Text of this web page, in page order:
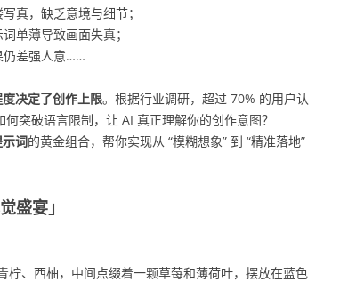
真，缺乏意境与细节；
单薄导致画面失真；
仍差强人意……
决定了创作上限。根据行业调研，超过 70% 的用户认
突破语言限制，让 AI 真正理解你的创作意图？
词的黄金组合，帮你实现从 “模糊想象” 到 “精准落地”
盛宴」
柠、西柚，中间点缀着一颗草莓和薄荷叶，摆放在蓝色